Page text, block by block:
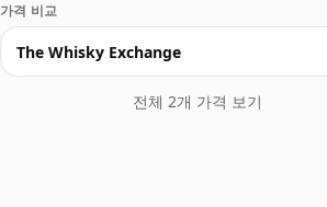
가격 비교
The Whisky Exchange
전체 2개 가격 보기